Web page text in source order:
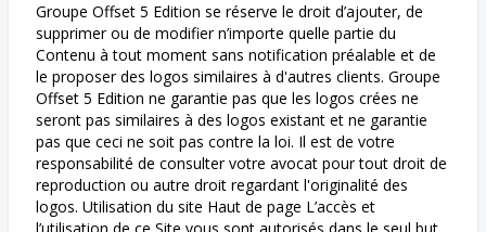
Groupe Offset 5 Edition se réserve le droit d’ajouter, de
supprimer ou de modifier n’importe quelle partie du
Contenu à tout moment sans notification préalable et de
le proposer des logos similaires à d'autres clients. Groupe
Offset 5 Edition ne garantie pas que les logos crées ne
seront pas similaires à des logos existant et ne garantie
pas que ceci ne soit pas contre la loi. Il est de votre
responsabilité de consulter votre avocat pour tout droit de
reproduction ou autre droit regardant l'originalité des
logos. Utilisation du site Haut de page L’accès et